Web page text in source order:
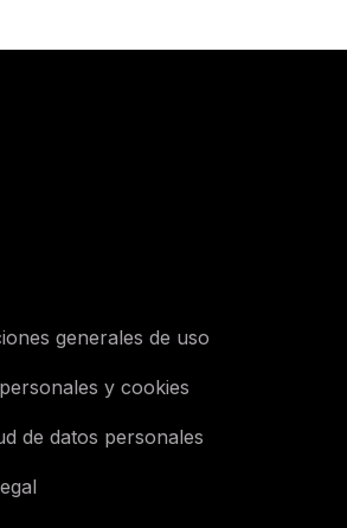
generales de uso
y cookies
de datos personales